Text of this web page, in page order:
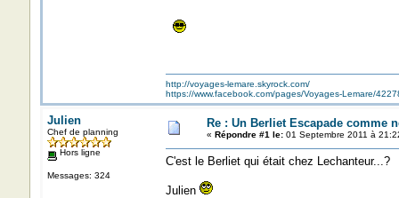
http://voyages-lemare.skyrock.com/
https://www.facebook.com/pages/Voyages-Lemare/
Julien
Chef de planning
Hors ligne
Messages: 324
Re : Un Berliet Escapade comme
« Répondre #1 le:01 Septembre 2011 à
C'est le Berliet qui était chez Lechanteur...?
Julien